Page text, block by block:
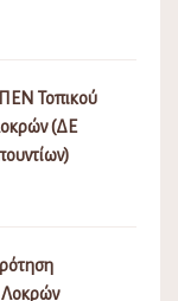
Τοπικού
(ΔΕ